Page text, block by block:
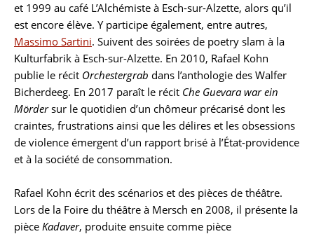
et 1999 au café L’Alchémiste à Esch-sur-Alzette, alors qu’il
est encore élève. Y participe également, entre autres,
Massimo Sartini. Suivent des soirées de poetry slam à la
Kulturfabrik à Esch-sur-Alzette. En 2010, Rafael Kohn
publie le récit Orchestergrab dans l’anthologie des Walfer
Bicherdeeg. En 2017 paraît le récit Che Guevara war ein
Mördersur le quotidien d’un chômeur précarisé dont les
craintes, frustrations ainsi que les délires et les obsessions
de violence émergent d’un rapport brisé à l’État-providence
et à la société de consommation.
Rafael Kohn écrit des scénarios et des pièces de théâtre.
Lors de la Foire du théâtre à Mersch en 2008, il présente la
pièce Kadaver, produite ensuite comme pièce